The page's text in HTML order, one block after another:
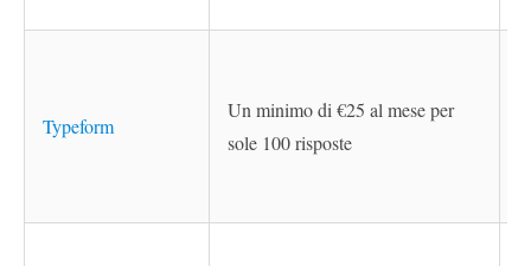
Typeform
Un minimo di €25 al mese per
sole 100 risposte